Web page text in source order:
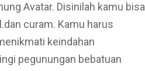
Avatar. Disinilah kamu bisa
curam. Kamu harus
keindahan
pegunungan bebatuan